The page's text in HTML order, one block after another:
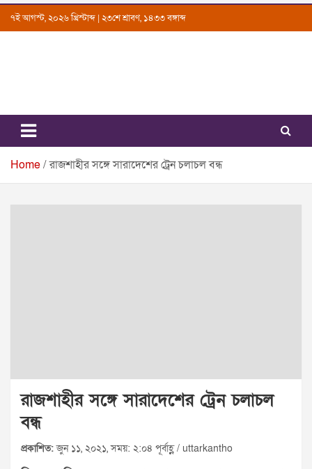
Skip৭ই আগস্ট, ২০২৬ খ্রিস্টাব্দ | ২৩শে শ্রাবণ, ১৪৩৩ বঙ্গাব্দ
Uttarkantho
News Portal
Home রাজশাহীর সঙ্গে সারাদেশের ট্রেন চলাচল বন্ধ
রাজশাহীর সঙ্গে সারাদেশের ট্রেন চলাচল
বন্ধ
প্রকাশিত:জুন ১১, ২০২১, সময়: ২:০৪ পূর্বাহ্ণ / uttarkantho